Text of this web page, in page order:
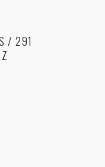
/ 291